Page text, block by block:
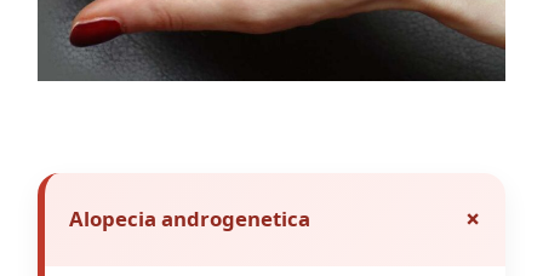
Alopecia androgenetica +